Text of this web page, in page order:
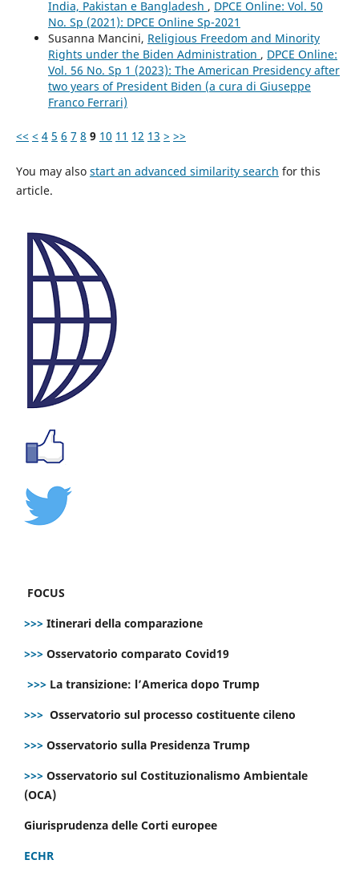
India, Pakistan e Bangladesh , DPCE Online: Vol. 50
No. Sp (2021): DPCE Online Sp-2021
Susanna Mancini, Religious Freedom and Minority
Rights under the Biden Administration , DPCE Online:
Vol. 56 No. Sp 1 (2023): The American Presidency after
two years of President Biden (a cura di Giuseppe
Franco Ferrari)
<< < 4 5 6 7 8 9 10 11 12 13 > >>
You may also start an advanced similarity search for this
article.
FOCUS
>>> Itinerari della comparazione
>>> Osservatorio comparato Covid19
>>> La transizione: l’America dopo Trump
>>> Osservatorio sul processo costituente cileno
>>> Osservatorio sulla Presidenza Trump
>>> Osservatorio sul Costituzionalismo Ambientale
(OCA)
Giurisprudenza delle Corti europee
ECHR